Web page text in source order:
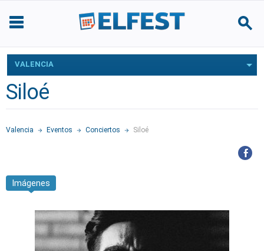
VALENCIA
Siloé
Valencia Eventos Conciertos Siloé
Imágenes